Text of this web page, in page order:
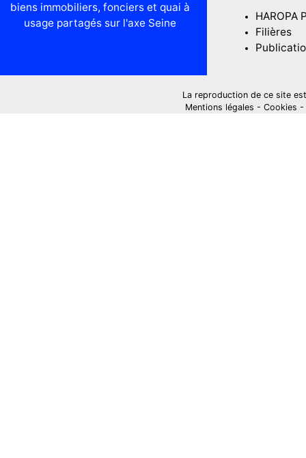
biens immobiliers, fonciers et quai à
usage partagés sur l'axe Seine
HAROPA
Filières
La reproduction de ce site
Mentions légales - Cookies -